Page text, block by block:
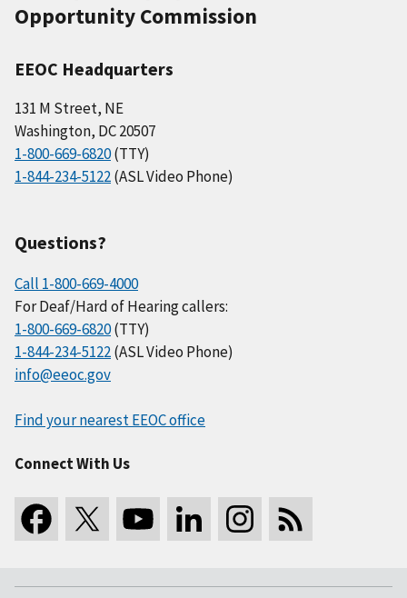
Opportunity Commission
EEOC Headquarters
131 M Street, NE
Washington, DC 20507
1-800-669-6820(TTY)
1-844-234-5122(ASL Video Phone)
Questions?
Call 1-800-669-4000
For Deaf/Hard of Hearing callers:
1-800-669-6820(TTY)
1-844-234-5122(ASL Video Phone)
info@eeoc.gov
Find your nearest EEOC office
Connect With Us